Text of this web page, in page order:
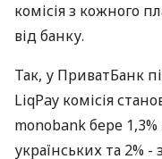
комісія з кожного
від банку.
Так, у ПриватБанк
LiqPay комісія
monobank бере
українських та 2% -